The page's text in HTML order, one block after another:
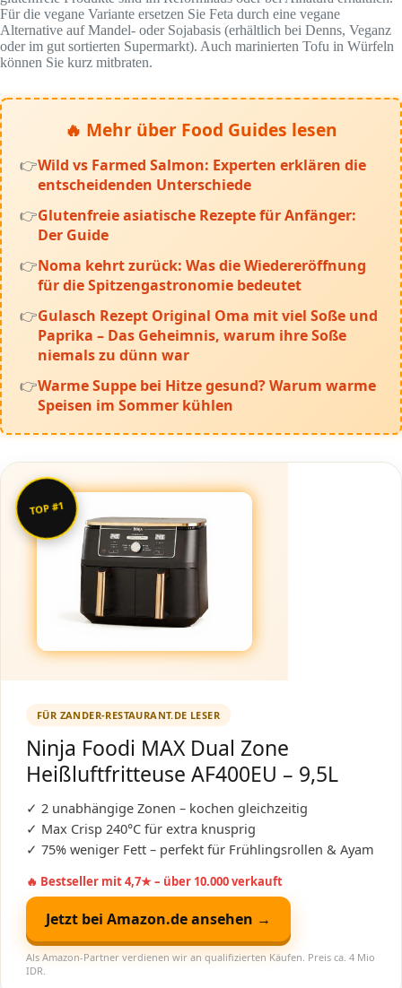
Für die vegane Variante ersetzen Sie Feta durch eine vegane
Alternative auf Mandel- oder Sojabasis (erhältlich bei Denns, Veganz
oder im gut sortierten Supermarkt). Auch marinierten Tofu in Würfeln
können Sie kurz mitbraten.
🔥 Mehr über Food Guides lesen
Wild vs Farmed Salmon: Experten erklären die
entscheidenden Unterschiede
Glutenfreie asiatische Rezepte für Anfänger:
Der Guide
Noma kehrt zurück: Was die Wiedereröffnung
für die Spitzengastronomie bedeutet
Gulasch Rezept Original Oma mit viel Soße und
Paprika – Das Geheimnis, warum ihre Soße
niemals zu dünn war
Warme Suppe bei Hitze gesund? Warum warme
Speisen im Sommer kühlen
TOP #1
FÜR ZANDER-RESTAURANT.DE LESER
Ninja Foodi MAX Dual Zone
Heißluftfritteuse AF400EU – 9,5L
✓ 2 unabhängige Zonen – kochen gleichzeitig
✓ Max Crisp 240°C für extra knusprig
✓ 75% weniger Fett – perfekt für Frühlingsrollen & Ayam
🔥 Bestseller mit 4,7★ – über 10.000 verkauft
Jetzt bei Amazon.de ansehen →
Als Amazon-Partner verdienen wir an qualifizierten Käufen. Preis ca. 4 Mio
IDR.